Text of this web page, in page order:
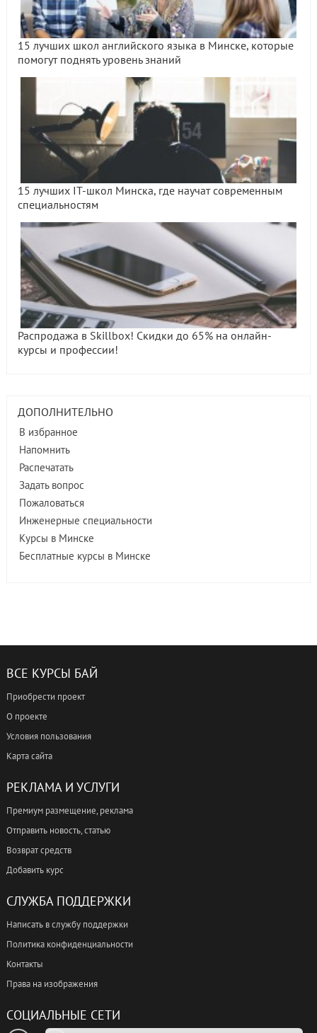
15 лучших школ английского языка в Минске, которые
помогут поднять уровень знаний
15 лучших IT-школ Минска, где научат современным
специальностям
Распродажа в Skillbox! Скидки до 65% на онлайн-
курсы и профессии!
ДОПОЛНИТЕЛЬНО
В избранное
Напомнить
Распечатать
Задать вопрос
Пожаловаться
Инженерные специальности
Курсы в Минске
Бесплатные курсы в Минске
ВСЕ КУРСЫ БАЙ
Приобрести проект
О проекте
Условия пользования
Карта сайта
РЕКЛАМА И УСЛУГИ
Премиум размещение, реклама
Отправить новость, статью
Возврат средств
Добавить курс
СЛУЖБА ПОДДЕРЖКИ
Написать в службу поддержки
Политика конфиденциальности
Контакты
Права на изображения
СОЦИАЛЬНЫЕ СЕТИ